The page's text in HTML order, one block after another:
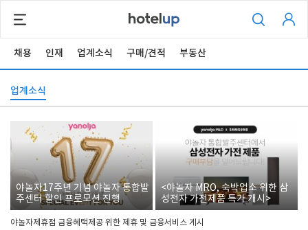
채용 인재 업계소식 구매/견적 부동산
업계소식
야놀자17주년 기념 야놀자 통합발
주센터 할인 프로모션 진행
<야놀자 MRO, 숙박업소 위한 삼
성전자 가전제품 특가 개시>
야놀자제휴점 금융혜택제공 위한 제휴 및 금융서비스 게시